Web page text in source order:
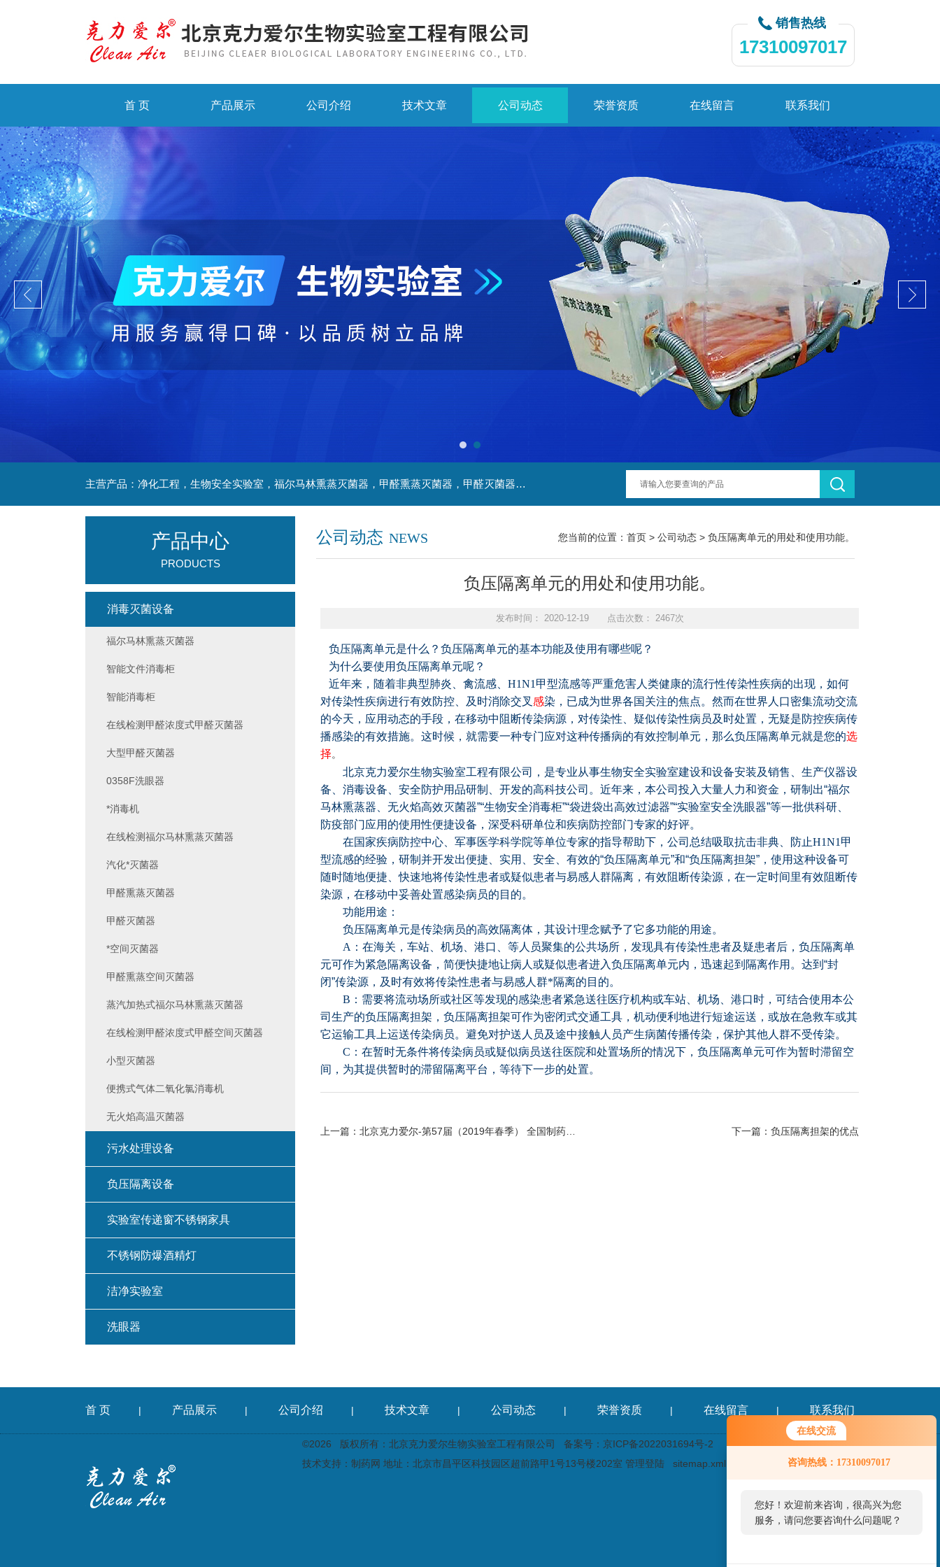
在线交流
咨询热线：17310097017
您好！欢迎前来咨询，很高兴为您
服务，请问您要咨询什么问题呢？
销售热线
17310097017
首 页 产品展示 公司介绍 技术文章 公司动态 荣誉资质 在线留言 联系我们
主营产品：净化工程，生物安全实验室，福尔马林熏蒸灭菌器，甲醛熏蒸灭菌器，甲醛灭菌器，灭菌器，不锈钢家具，不锈钢防爆酒精灯，污水处理系统，无火焰高温灭菌器，净化工程，百级恒温实验室，洁净工程，
公司动态 NEWS 您当前的位置： 首页 > 公司动态 > 负压隔离单元的用处和使用功能。
负压隔离单元的用处和使用功能。
发布时间： 2020-12-19 点击次数： 2467次
负压隔离单元是什么？负压隔离单元的基本功能及使用有哪些呢？
为什么要使用负压隔离单元呢？
近年来，随着非典型肺炎、禽流感、H1N1甲型流感等严重危害人类健康的流行性传染性疾病的出现，如何
对传染性疾病进行有效防控、及时消除交叉 感染，已成为世界各国关注的焦点。然而在世界人口密集流动交流
的今天，应用动态的手段，在移动中阻断传染病源，对传染性、疑似传染性病员及时处置，无疑是防控疾病传
播感染的有效措施。这时候，就需要一种专门应对这种传播病的有效控制单元，那么负压隔离单元就是您的选
择。
北京克力爱尔生物实验室工程有限公司，是专业从事生物安全实验室建设和设备安装及销售、生产仪器设
备、消毒设备、安全防护用品研制、开发的高科技公司。近年来，本公司投入大量人力和资金，研制出“福尔
马林熏蒸器、无火焰高效灭菌器”“生物安全消毒柜”“袋进袋出高效过滤器”“实验室安全洗眼器”等一批供科研、
防疫部门应用的使用性便捷设备，深受科研单位和疾病防控部门专家的好评。
在国家疾病防控中心、军事医学科学院等单位专家的指导帮助下，公司总结吸取抗击非典、防止H1N1甲
型流感的经验，研制并开发出便捷、实用、安全、有效的“负压隔离单元”和“负压隔离担架” ，使用这种设备可
随时随地便捷、快速地将传染性患者或疑似患者与易感人群隔离，有效阻断传染源，在一定时间里有效阻断传
染源，在移动中妥善处置感染病员的目的。
功能用途：
负压隔离单元是传染病员的高效隔离体，其设计理念赋予了它多功能的用途。
A：在海关，车站、机场、港口、等人员聚集的公共场所，发现具有传染性患者及疑患者后，负压隔离单
元可作为紧急隔离设备，简便快捷地让病人或疑似患者进入负压隔离单元内，迅速起到隔离作用。达到 “封
闭”传染源，及时有效将传染性患者与易感人群*隔离的目的。
B：需要将流动场所或社区等发现的感染患者紧急送往医疗机构或车站、机场、港口时，可结合使用本公
司生产的负压隔离担架，负压隔离担架可作为密闭式交通工具，机动便利地进行短途运送，或放在急救车或其
它运输工具上运送传染病员。避免对护送人员及途中接触人员产生病菌传播传染，保护其他人群不受传染。
C：在暂时无条件将传染病员或疑似病员送往医院和处置场所的情况下，负压隔离单元可作为暂时滞留空
间，为其提供暂时的滞留隔离平台，等待下一步的处置。
下一篇： 负压隔离担架的优点
上一篇： 北京克力爱尔-第57届（2019年春季） 全国制药机械博览会
产品中心
PRODUCTS
消毒灭菌设备
福尔马林熏蒸灭菌器
智能文件消毒柜
智能消毒柜
在线检测甲醛浓度式甲醛灭菌器
大型甲醛灭菌器
0358F洗眼器
*消毒机
在线检测福尔马林熏蒸灭菌器
汽化*灭菌器
甲醛熏蒸灭菌器
甲醛灭菌器
*空间灭菌器
甲醛熏蒸空间灭菌器
蒸汽加热式福尔马林熏蒸灭菌器
在线检测甲醛浓度式甲醛空间灭菌器
小型灭菌器
便携式气体二氧化氯消毒机
无火焰高温灭菌器
污水处理设备
负压隔离设备
实验室传递窗不锈钢家具
不锈钢防爆酒精灯
洁净实验室
洗眼器
首 页 | 产品展示 | 公司介绍 | 技术文章 | 公司动态 | 荣誉资质 | 在线留言 | 联系我们
©2026 版权所有：北京克力爱尔生物实验室工程有限公司 备案号：京ICP备2022031694号-2
技术支持： 制药网 地址：北京市昌平区科技园区超前路甲1号13号楼202室 管理登陆 sitemap.xml